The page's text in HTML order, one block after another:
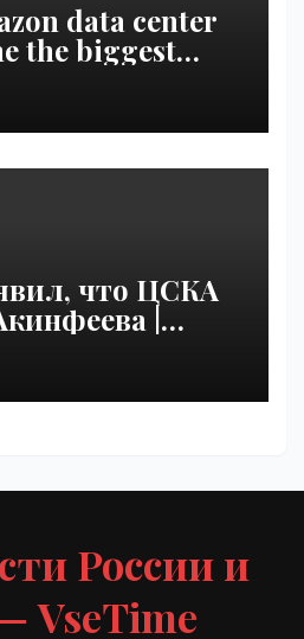
data center
the biggest
in the U.S. |
что ЦСКА
|
России и
VseTime